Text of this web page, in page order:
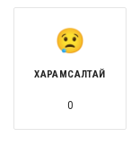
ХАРАМСАЛТАЙ
0